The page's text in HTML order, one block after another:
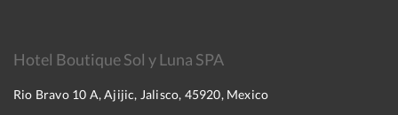
Hotel Boutique Sol y Luna SPA
Rio Bravo 10 A, Ajijic, Jalisco, 45920, Mexico